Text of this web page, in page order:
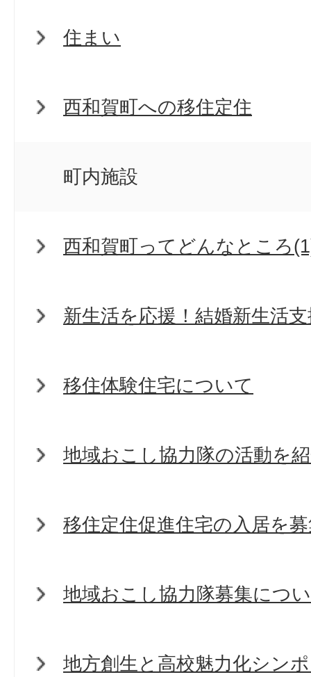
住まい
西和賀町への移住定住
町内施設
西和賀町ってどんなところ
新生活を応援！結婚新生活
移住体験住宅について
地域おこし協力隊の活動を
移住定住促進住宅の入居を
地域おこし協力隊募集につ
地方創生と高校魅力化シン